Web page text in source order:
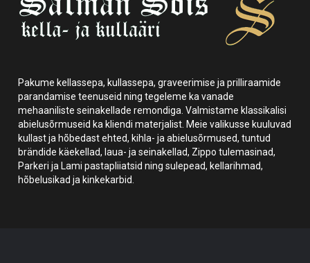
Pakume kellassepa, kullassepa, graveerimise ja prilliraamide
parandamise teenuseid ning tegeleme ka vanade
mehaaniliste seinakellade remondiga. Valmistame klassikalisi
abielusõrmuseid ka kliendi materjalist. Meie valikusse kuuluvad
kullast ja hõbedast ehted, kihla- ja abielusõrmused, tuntud
brändide käekellad, laua- ja seinakellad, Zippo tulemasinad,
Parkeri ja Lami pastapliiatsid ning sulepead, kellarihmad,
hõbelusikad ja kinkekarbid.